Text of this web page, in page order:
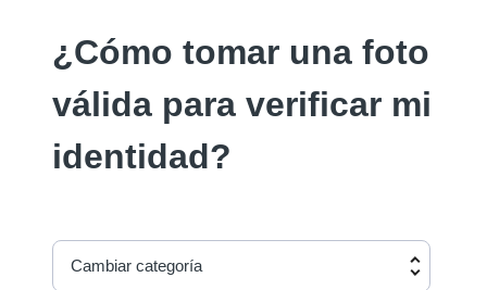
¿Cómo tomar una foto
válida para verificar mi
identidad?
Cambiar categoría